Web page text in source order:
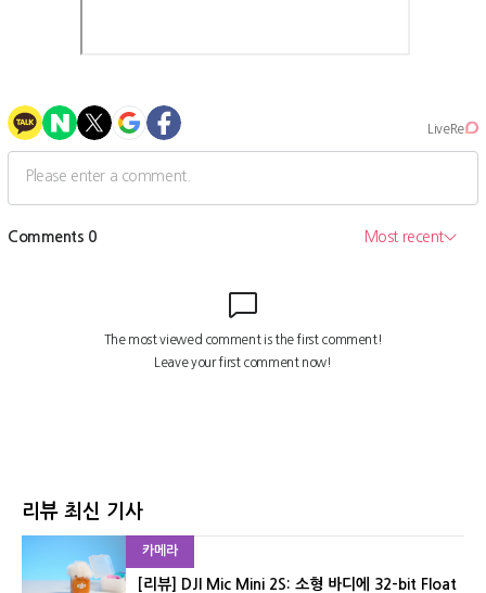
리뷰 최신 기사
카메라
[리뷰] DJI Mic Mini 2S: 소형 바디에 32-bit Float